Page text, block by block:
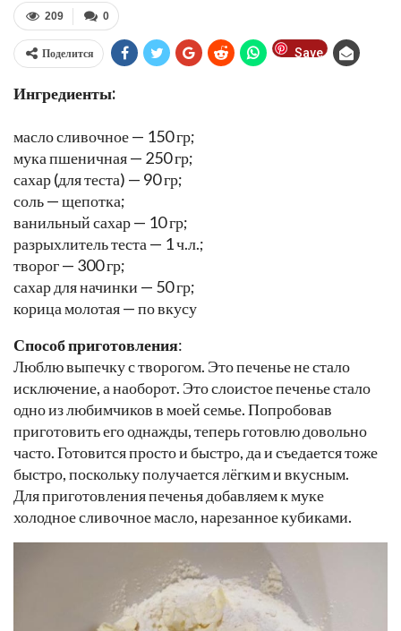
0
209
Поделится Save
Ингредиенты:
масло сливочное — 150 гр;
мука пшеничная — 250 гр;
сахар (для теста) — 90 гр;
соль — щепотка;
ванильный сахар — 10 гр;
разрыхлитель теста — 1 ч.л.;
творог — 300 гр;
сахар для начинки — 50 гр;
корица молотая — по вкусу
Способ приготовления:
Люблю выпечку с творогом. Это печенье не стало
исключение, а наоборот. Это слоистое печенье стало
одно из любимчиков в моей семье. Попробовав
приготовить его однажды, теперь готовлю довольно
часто. Готовится просто и быстро, да и съедается тоже
быстро, поскольку получается лёгким и вкусным.
Для приготовления печенья добавляем к муке
холодное сливочное масло, нарезанное кубиками.